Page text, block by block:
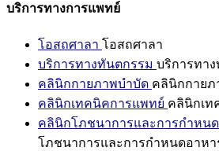
บริการทางการแพทย์
โอสถศาลา โอสถศาลา
บริการทางทันตกรรม บริการทา
คลินิกกายภาพบำบัด คลินิกกายภ
คลินิกเทคนิคการแพทย์ คลินิกเท
คลินิกโภชนาการและการกำหน
โภชนาการและการกำหนดอาหา